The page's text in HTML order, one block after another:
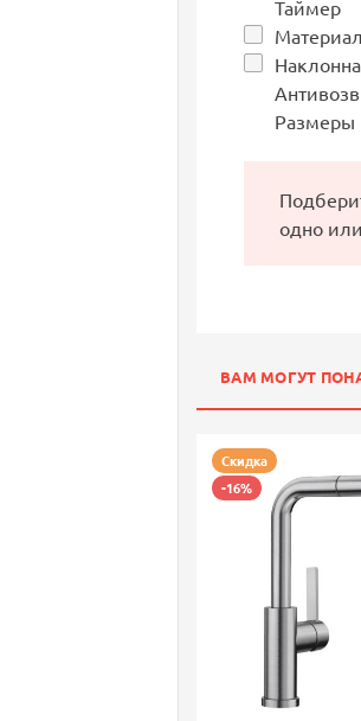
Таймер
Материал
одно
ВАМ МОГУТ
Скидка
-16%